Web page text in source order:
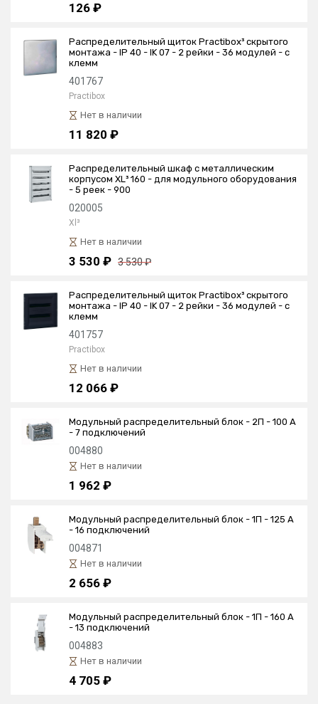
126 ₽
Распределительный щиток Practibox³ скрытого
монтажа - IP 40 - IK 07 - 2 рейки - 36 модулей - с
клемм
401767
Practibox
Нет в наличии
11 820 ₽
Распределительный шкаф с металлическим
корпусом XL³ 160 - для модульного оборудования
- 5 реек - 900
020005
Xl³
Нет в наличии
3 530 ₽ 3 530 ₽
Распределительный щиток Practibox³ скрытого
монтажа - IP 40 - IK 07 - 2 рейки - 36 модулей - с
клемм
401757
Practibox
Нет в наличии
12 066 ₽
Модульный распределительный блок - 2П - 100 A
- 7 подключений
004880
Нет в наличии
1 962 ₽
Модульный распределительный блок - 1П - 125 A
- 16 подключений
004871
Нет в наличии
2 656 ₽
Модульный распределительный блок - 1П - 160 A
- 13 подключений
004883
Нет в наличии
4 705 ₽